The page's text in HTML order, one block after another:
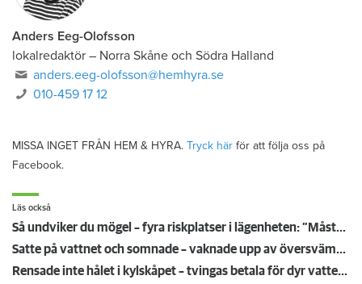
Anders Eeg-Olofsson
lokalredaktör – Norra Skåne och Södra Halland
anders.eeg-olofsson@hemhyra.se
010-459 17 12
MISSA INGET FRÅN HEM & HYRA. Tryck här för att följa oss på
Facebook.
Läs också
Så undviker du mögel – fyra riskplatser i lägenheten: ”Måste städa bort”
Satte på vattnet och somnade – vaknade upp av översvämning hos grannen
Rensade inte hålet i kylskåpet – tvingas betala för dyr vattenskada